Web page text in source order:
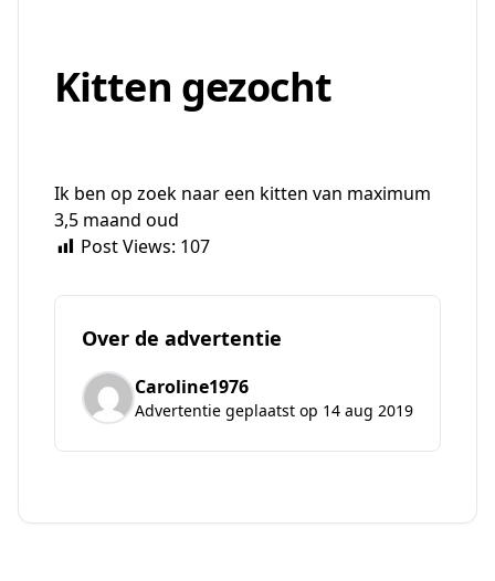
Kitten gezocht
Ik ben op zoek naar een kitten van maximum
3,5 maand oud
Post Views: 107
Over de advertentie
Caroline1976
Advertentie geplaatst op 14 aug 2019